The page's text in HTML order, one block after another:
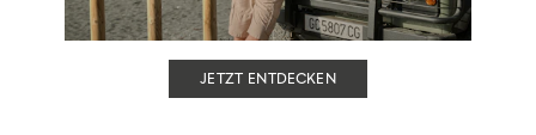
JETZT ENTDECKEN